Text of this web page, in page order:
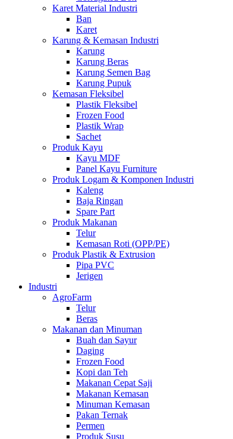
Karet Material Industri
Ban
Karet
Karung & Kemasan Industri
Karung
Karung Beras
Karung Semen Bag
Karung Pupuk
Kemasan Fleksibel
Plastik Fleksibel
Frozen Food
Plastik Wrap
Sachet
Produk Kayu
Kayu MDF
Panel Kayu Furniture
Produk Logam & Komponen Industri
Kaleng
Baja Ringan
Spare Part
Produk Makanan
Telur
Kemasan Roti (OPP/PE)
Produk Plastik & Extrusion
Pipa PVC
Jerigen
Industri
AgroFarm
Telur
Beras
Makanan dan Minuman
Buah dan Sayur
Daging
Frozen Food
Kopi dan Teh
Makanan Cepat Saji
Makanan Kemasan
Minuman Kemasan
Pakan Ternak
Permen
Produk Susu